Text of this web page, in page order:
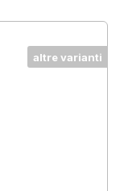
altre varianti